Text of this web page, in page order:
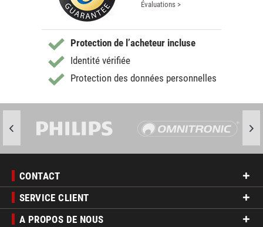
Évaluations >
Protection de l’acheteur incluse
Identité vérifiée
Protection des données personnelles
CONTACT
SERVICE CLIENT
A PROPOS DE NOUS